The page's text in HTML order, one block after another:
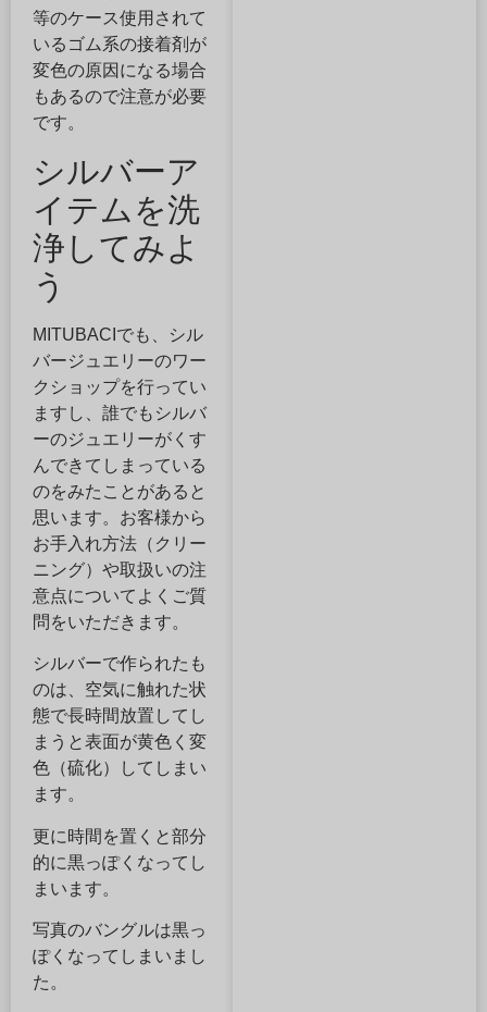
等のケース使用されて
いるゴム系の接着剤が
変色の原因になる場合
もあるので注意が必要
です。
シルバーア
イテムを洗
浄してみよ
う
MITUBACIでも、シル
バージュエリーのワー
クショップを行ってい
ますし、誰でもシルバ
ーのジュエリーがくす
んできてしまっている
のをみたことがあると
思います。お客様から
お手入れ方法（クリー
ニング）や取扱いの注
意点についてよくご質
問をいただきます。
シルバーで作られたも
のは、空気に触れた状
態で長時間放置してし
まうと表面が黄色く変
色（硫化）してしまい
ます。
更に時間を置くと部分
的に黒っぽくなってし
まいます。
写真のバングルは黒っ
ぽくなってしまいまし
た。